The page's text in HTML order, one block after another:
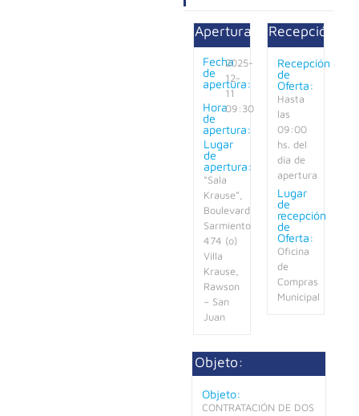
Apertura:
Fecha
de
apertura:
2025-
12-
11
Hora
de
apertura:
09:30
Lugar
de
apertura:
“Sala
Krause”,
Boulevard
Sarmiento
474 (o)
Villa
Krause,
Rawson
– San
Juan
Recepción:
Recepción
de
Oferta:
Hasta
las
09:00
hs. del
día de
apertura
Lugar
de
recepción
de
Oferta:
Oficina
de
Compras
Municipal
Objeto:
Objeto:
CONTRATACIÓN DE DOS